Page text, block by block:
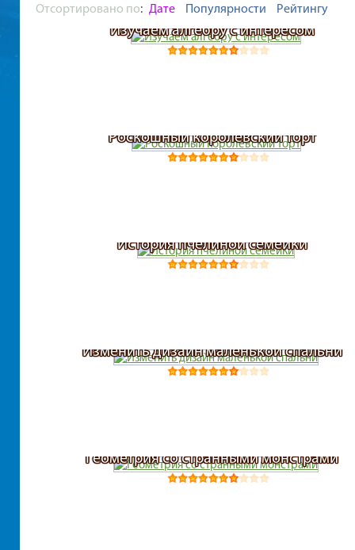
Отсортировано по: Дате Популярности Рейтингу
Изучаем алгебру с интересом
Роскошный королевский торт
История пчелиной семейки
Изменить дизайн маленькой спальни
Геометрия со странными монстрами